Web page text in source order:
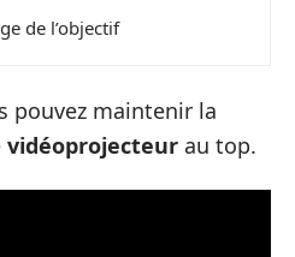
de l’objectif
pouvez maintenir la
vidéoprojecteur au top.